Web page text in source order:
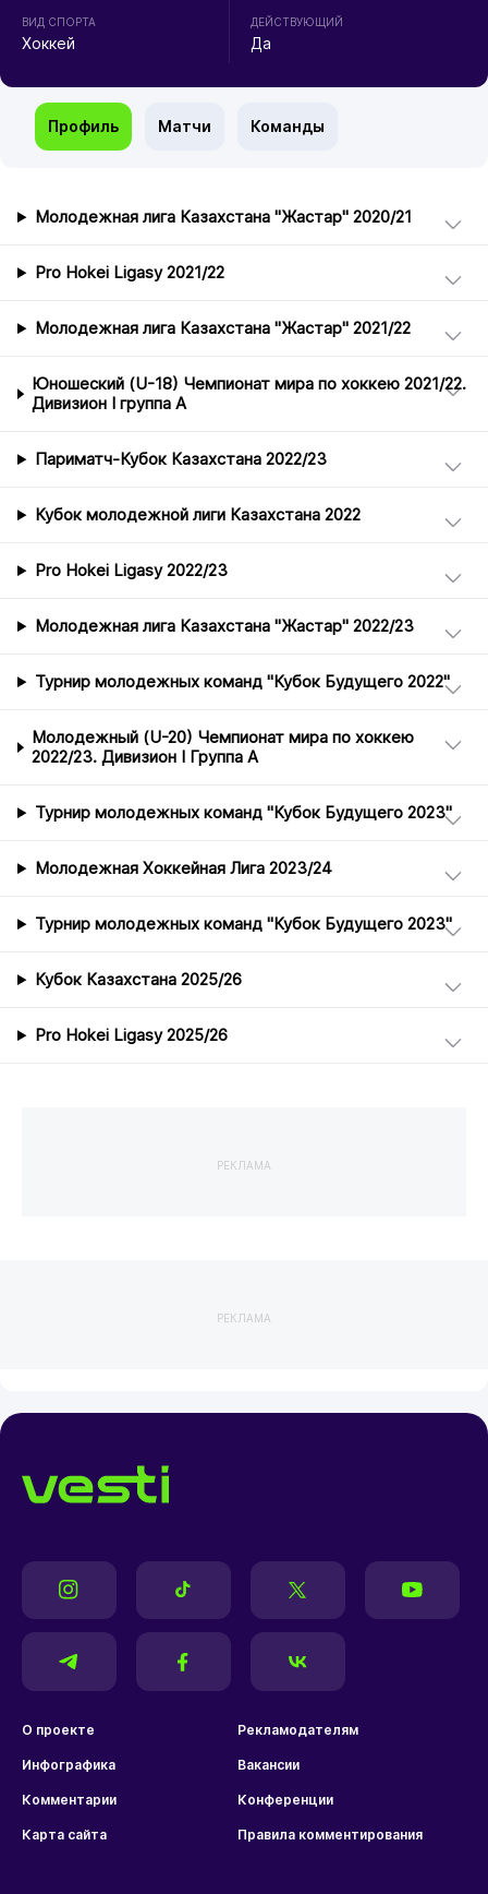
ВИД СПОРТА
Хоккей
ДЕЙСТВУЮЩИЙ
Да
Профиль Матчи Команды
Молодежная лига Казахстана "Жастар" 2020/21
Pro Hokei Ligasy 2021/22
Молодежная лига Казахстана "Жастар" 2021/22
Юношеский (U-18) Чемпионат мира по хоккею 2021/22.
Дивизион I группа А
Париматч-Кубок Казахстана 2022/23
Кубок молодежной лиги Казахстана 2022
Pro Hokei Ligasy 2022/23
Молодежная лига Казахстана "Жастар" 2022/23
Турнир молодежных команд "Кубок Будущего 2022"
Молодежный (U-20) Чемпионат мира по хоккею
2022/23. Дивизион I Группа А
Турнир молодежных команд "Кубок Будущего 2023"
Молодежная Хоккейная Лига 2023/24
Турнир молодежных команд "Кубок Будущего 2023"
Кубок Казахстана 2025/26
Pro Hokei Ligasy 2025/26
РЕКЛАМА
РЕКЛАМА
О проекте Рекламодателям
Инфографика Вакансии
Комментарии Конференции
Карта сайта Правила комментирования